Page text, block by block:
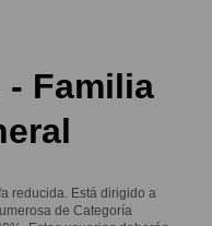
Familia
reducida. Está dirigido a
de Categoría